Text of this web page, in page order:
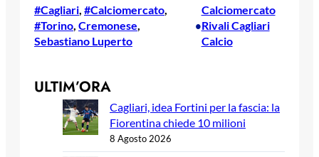
#Cagliari, #Calciomercato
#Torino, Cremonese
Sebastiano Luperto
•
Calciomercato
Rivali Cagliari
Calcio
ULTIM’ORA
Cagliari, idea Fortini per la fascia: la
Fiorentina chiede 10 milioni
8 Agosto 2026